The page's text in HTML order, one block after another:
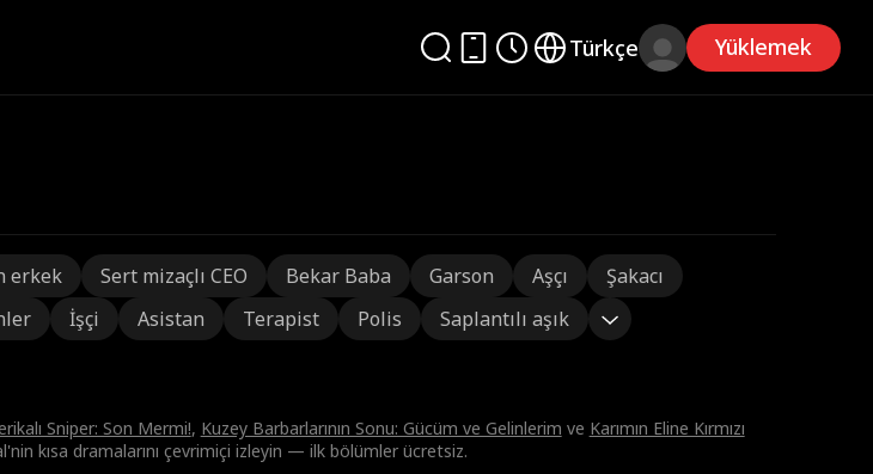
Türkçe Yüklemek
erkek Sert mizaçlı CEO Bekar Baba Garson Aşçı
Şakacı
İşçi Asistan Terapist Polis Saplantılı aşık
Sniper: Son Mermi!, Kuzey Barbarlarının Sonu: Gücüm ve Gelinlerim ve Karımın Eline Kırmızı
kısa dramalarını çevrimiçi izleyin — ilk bölümler ücretsiz.